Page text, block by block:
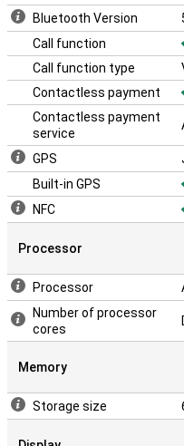
Bluetooth Version
Call function
Call function type
Contactless payment
Contactless payment
service
GPS
Built-in GPS
NFC
Processor
Processor
Number of processor
cores
Memory
Storage size